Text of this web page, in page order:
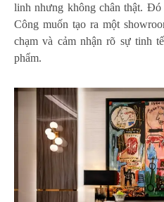
linh nhưng không chân thật.
Công muốn tạo ra một
chạm và cảm nhận rõ sự tinh
phẩm.